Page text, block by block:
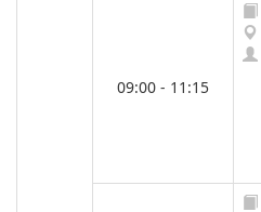
09:00 - 11:15